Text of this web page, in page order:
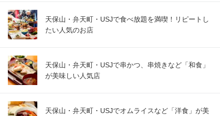
天保山・弁天町・USJで食べ放題を満喫！リピートし
たい人気のお店
天保山・弁天町・USJで串かつ、串焼きなど「和食」
が美味しい人気店
天保山・弁天町・USJでオムライスなど「洋食」が美